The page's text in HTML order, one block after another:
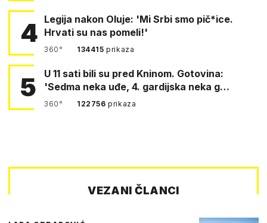
4 Legija nakon Oluje: 'Mi Srbi smo pič*ice.
Hrvati su nas pomeli!'
360° 134415prikaza
5
U 11 sati bili su pred Kninom. Gotovina:
'Sedma neka uđe, 4. gardijska neka g…
360° 122756prikaza
VEZANI ČLANCI